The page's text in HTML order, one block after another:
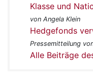
Klasse und
von Angela Klein
Hedgefonds
Pressemitteilung
Alle Beiträge